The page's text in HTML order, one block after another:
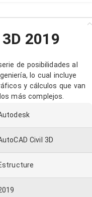
2019
de posibilidades al
lo cual incluye
y cálculos que van
más complejos.
Civil 3D